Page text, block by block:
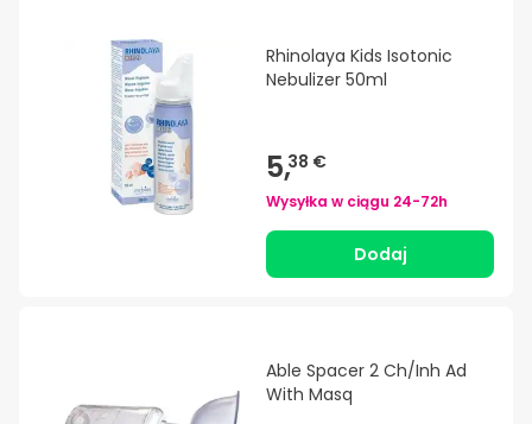
Rhinolaya Kids Isotonic
Nebulizer 50ml
5,38 €
Wysyłka w ciągu 24-72h
Dodaj
Able Spacer 2 Ch/Inh Ad
With Masq